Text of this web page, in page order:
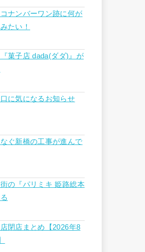
ナンバーワン跡に何が
たい！
菓子店 dada(ダダ)』が
に気になるお知らせ
ぐ新橋の工事が進んで
の『パリミキ 姫路総本
閉店まとめ【2026年8